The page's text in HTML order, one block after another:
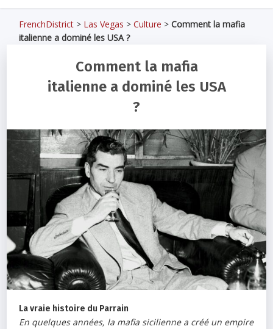
FrenchDistrict > Las Vegas >Culture >Comment la mafia
italienne a dominé les USA ?
Comment la mafia
italienne a dominé les USA
?
La vraie histoire du Parrain
En quelques années, la mafia sicilienne a créé un empire